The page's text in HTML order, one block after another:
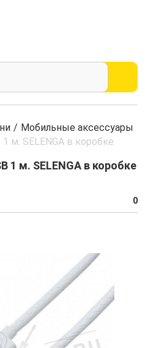
/ Мобильные аксессуары
м. SELENGA в коробке
1 м. SELENGA в коробке
0